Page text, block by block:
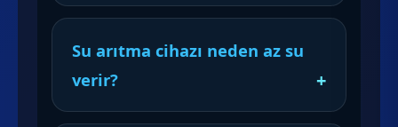
Su arıtma cihazı neden az su
verir?